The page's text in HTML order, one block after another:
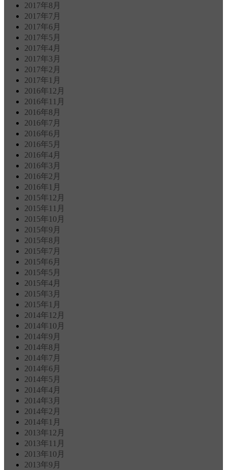
2017年8月
2017年7月
2017年6月
2017年5月
2017年4月
2017年3月
2017年2月
2017年1月
2016年12月
2016年11月
2016年8月
2016年7月
2016年6月
2016年5月
2016年4月
2016年3月
2016年2月
2016年1月
2015年12月
2015年11月
2015年10月
2015年9月
2015年8月
2015年7月
2015年6月
2015年5月
2015年4月
2015年3月
2015年1月
2014年12月
2014年10月
2014年9月
2014年8月
2014年7月
2014年6月
2014年5月
2014年4月
2014年3月
2014年2月
2014年1月
2013年12月
2013年11月
2013年10月
2013年9月